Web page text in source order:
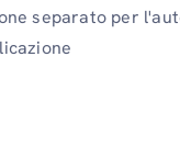
separato per